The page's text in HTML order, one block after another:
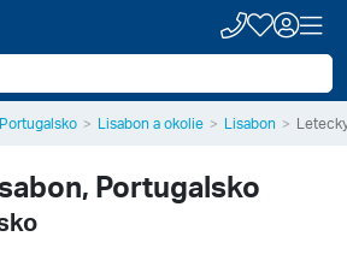
Portugalsko Lisabon a okolie Lisabon
Portugalsko